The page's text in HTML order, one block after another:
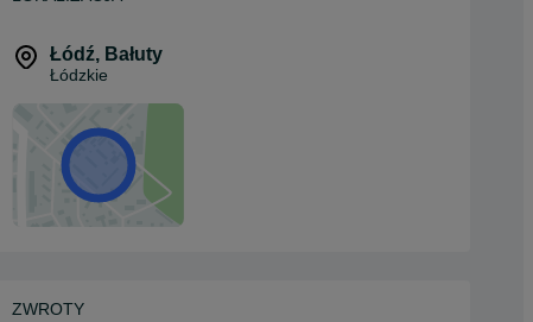
Łódź, Bałuty
Łódzkie
ZWROTY